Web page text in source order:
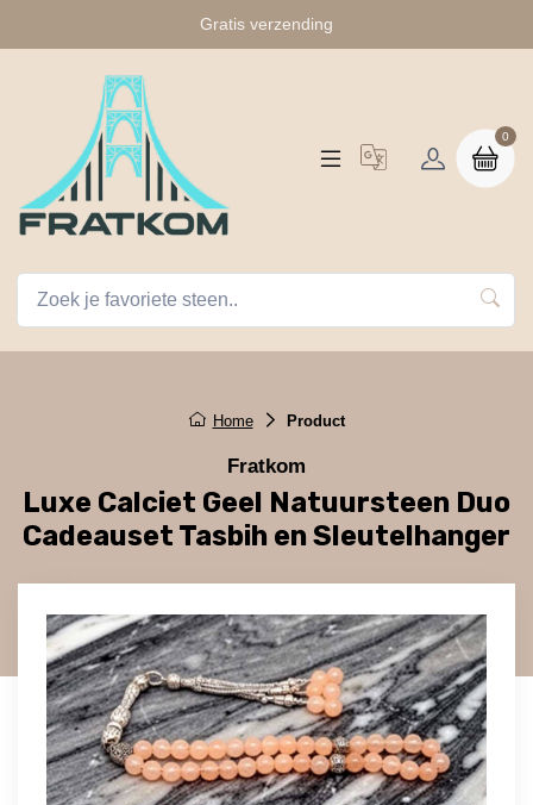
Gratis verzending
0
Home Product
Fratkom
Luxe Calciet Geel Natuursteen Duo
Cadeauset Tasbih en Sleutelhanger